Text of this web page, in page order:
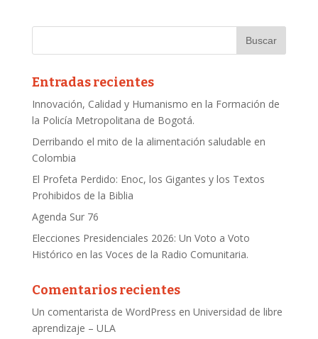
Entradas recientes
Innovación, Calidad y Humanismo en la Formación de
la Policía Metropolitana de Bogotá.
Derribando el mito de la alimentación saludable en
Colombia
El Profeta Perdido: Enoc, los Gigantes y los Textos
Prohibidos de la Biblia
Agenda Sur 76
Elecciones Presidenciales 2026: Un Voto a Voto
Histórico en las Voces de la Radio Comunitaria.
Comentarios recientes
Un comentarista de WordPress en Universidad de libre
aprendizaje – ULA